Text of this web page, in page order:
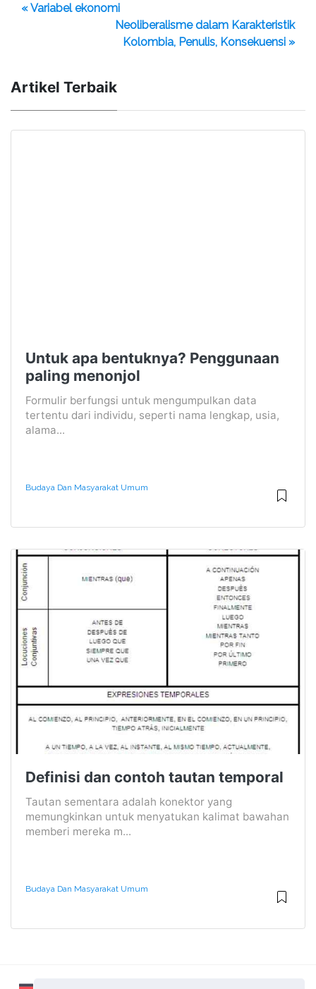
« Variabel ekonomi
Neoliberalisme dalam Karakteristik
Kolombia, Penulis, Konsekuensi »
Artikel Terbaik
Untuk apa bentuknya? Penggunaan
paling menonjol
Formulir berfungsi untuk mengumpulkan data
tertentu dari individu, seperti nama lengkap, usia,
alama...
Budaya Dan Masyarakat Umum
Definisi dan contoh tautan temporal
Tautan sementara adalah konektor yang
memungkinkan untuk menyatukan kalimat bawahan
memberi mereka m...
Budaya Dan Masyarakat Umum